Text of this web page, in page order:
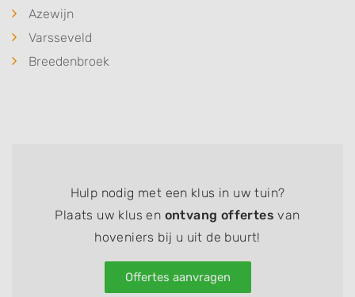
Azewijn
Varsseveld
Breedenbroek
Hulp nodig met een klus in uw tuin?
Plaats uw klus en ontvang offertes van
hoveniers bij u uit de buurt!
Offertes aanvragen